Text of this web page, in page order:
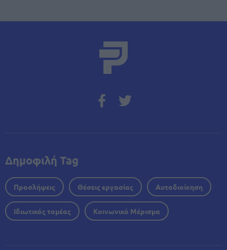
Δημοφιλή Tag
Προσλήψεις Θέσεις εργασίας Αυτοδιοίκηση
Ιδιωτικός τομέας Κοινωνικό Μέρισμα